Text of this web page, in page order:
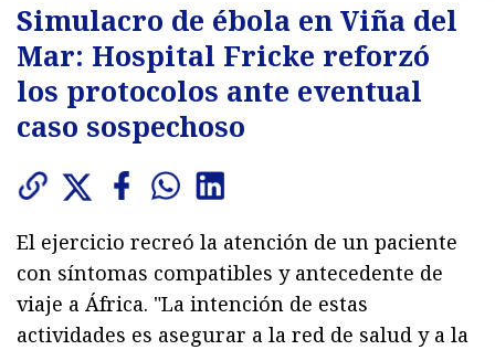
Simulacro de ébola en Viña del
Mar: Hospital Fricke reforzó
los protocolos ante eventual
caso sospechoso
El ejercicio recreó la atención de un paciente
con síntomas compatibles y antecedente de
viaje a África. "La intención de estas
actividades es asegurar a la red de salud y a la